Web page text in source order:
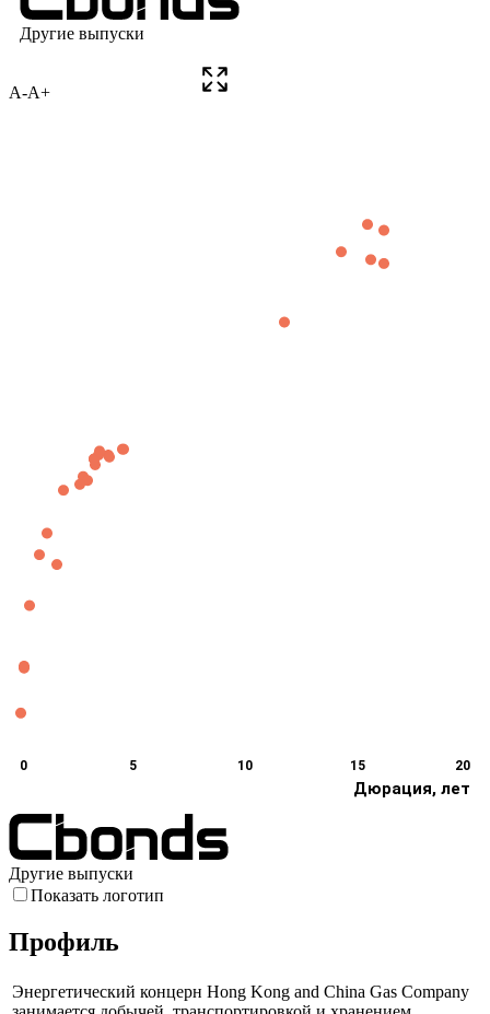
A-A+
Дюрация, лет
0 5 10 15 20
Другие выпуски
Показать логотип
Профиль
Энергетический концерн Hong Kong and China Gas Company